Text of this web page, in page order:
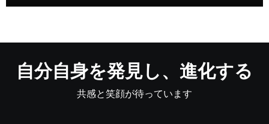
自分自身を発見し、進化する
共感と笑顔が待っています